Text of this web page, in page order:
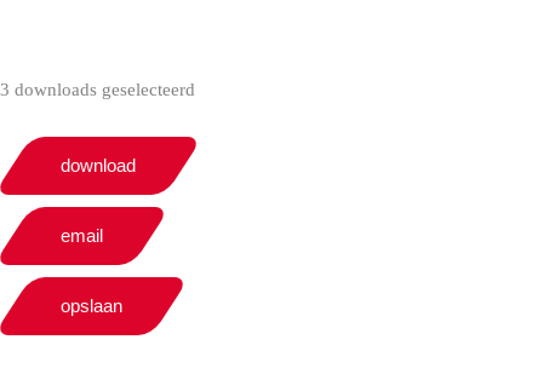
3 downloads geselecteerd
download
email
opslaan